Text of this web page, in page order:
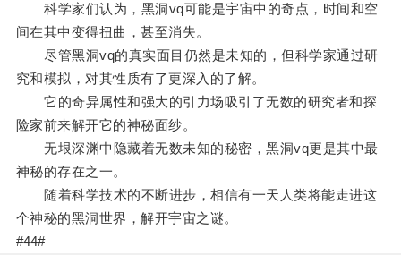
科学家们认为，黑洞vq可能是宇宙中的奇点，时间和空
间在其中变得扭曲，甚至消失。
尽管黑洞vq的真实面目仍然是未知的，但科学家通过研
究和模拟，对其性质有了更深入的了解。
它的奇异属性和强大的引力场吸引了无数的研究者和探
险家前来解开它的神秘面纱。
无垠深渊中隐藏着无数未知的秘密，黑洞vq更是其中最
神秘的存在之一。
随着科学技术的不断进步，相信有一天人类将能走进这
个神秘的黑洞世界，解开宇宙之谜。
#44#